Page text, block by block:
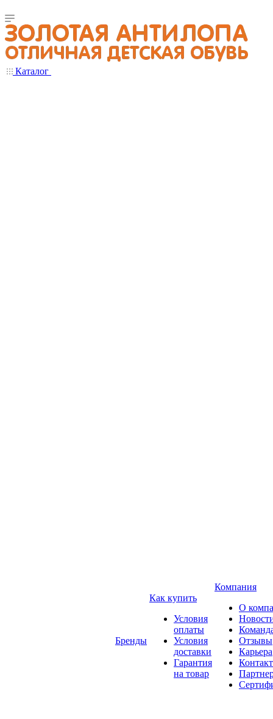
Каталог
Бренды
Как купить
Условия
оплаты
Условия
доставки
Гарантия
на товар
Компания
О
Отзывы
Карьера